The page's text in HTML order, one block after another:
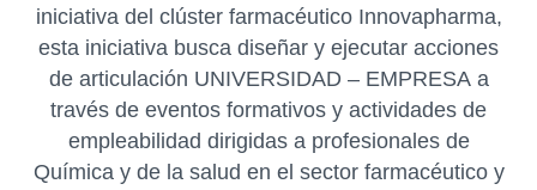
iniciativa del clúster farmacéutico Innovapharma,
esta iniciativa busca diseñar y ejecutar acciones
de articulación UNIVERSIDAD – EMPRESA a
través de eventos formativos y actividades de
empleabilidad dirigidas a profesionales de
Química y de la salud en el sector farmacéutico y